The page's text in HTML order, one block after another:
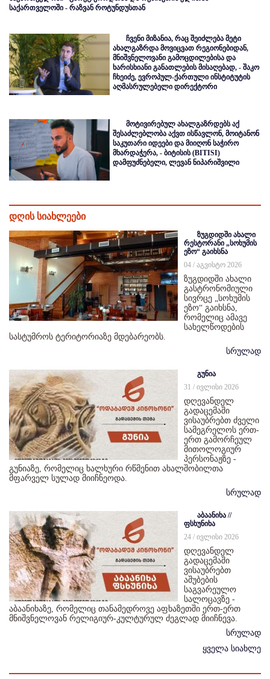
საქართველოში - რაზვან როტუნდუსთან
ჩვენი მიზანია, რაც შეიძლება მეტი
ახალგაზრდა მოვიცვათ რეგიონებიდან,
მნიშვნელოვანი გამოცდილებისა და
ხარისხიანი განათლების მისაღებად, - შაკო
ჩხეიძე, ევროპულ-ქართული ინსტიტუტის
აღმასრულებელი დირექტორი
მოტივირებულ ახალგაზრდებს აქ
შესაძლებლობა აქვთ ისწავლონ, მოიტანონ
საკუთარი იდეები და მიიღონ საჭირო
მხარდაჭერა, - ბიტისის (BITISI)
დამფუძნებელი, ლევან ნიპარიშვილი
დღის სიახლეები
ზუგდიდში ახალი
რესტორანი „სოხუმის
ეზო“ გაიხსნა
04 / აგვისტო 2026
ზუგდიდში ახალი
გასტრონომიული
სივრცე „სოხუმის
ეზო“ გაიხსნა,
რომელიც ამავე
სახელწოდების
სასტუმროს ტერიტორიაზე მდებარეობს.
სრულად
გუნია
31 / ივლისი 2026
დღევანდელ
გადაცემაში
ვისაუბრებთ ძველი
სამეგრელოს ერთ-
ერთ გამორჩეულ
მითოლოგიურ
პერსონაჟზე -
გუნიაზე, რომელიც ხალხური რწმენით ახალშობილთა
მფარველ სულად მიიჩნეოდა.
სრულად
აბაანიხა //
ფსხუნიხა
24 / ივლისი 2026
დღევანდელ
გადაცემაში
ვისაუბრებთ
აშუბების
საგვარეულო
სალოცავზე -
აბაანიხაზე, რომელიც თანამედროვე აფხაზეთში ერთ-ერთ
მნიშვნელოვან რელიგიურ-კულტურულ ძეგლად მიიჩნევა.
სრულად
ყველა სიახლე